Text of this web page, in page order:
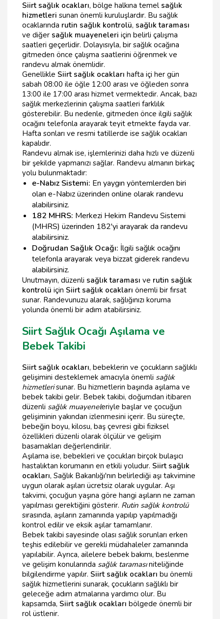
Siirt sağlık ocakları, bölge halkına temel sağlık
hizmetleri sunan önemli kuruluşlardır. Bu sağlık
ocaklarında rutin sağlık kontrolü, sağlık taraması
ve diğer sağlık muayeneleri için belirli çalışma
saatleri geçerlidir. Dolayısıyla, bir sağlık ocağına
gitmeden önce çalışma saatlerini öğrenmek ve
randevu almak önemlidir.
Genellikle Siirt sağlık ocakları hafta içi her gün
sabah 08:00 ile öğle 12:00 arası ve öğleden sonra
13:00 ile 17:00 arası hizmet vermektedir. Ancak, bazı
sağlık merkezlerinin çalışma saatleri farklılık
gösterebilir. Bu nedenle, gitmeden önce ilgili sağlık
ocağını telefonla arayarak teyit etmekte fayda var.
Hafta sonları ve resmi tatillerde ise sağlık ocakları
kapalıdır.
Randevu almak ise, işlemlerinizi daha hızlı ve düzenli
bir şekilde yapmanızı sağlar. Randevu almanın birkaç
yolu bulunmaktadır:
e-Nabız Sistemi: En yaygın yöntemlerden biri
olan e-Nabız üzerinden online olarak randevu
alabilirsiniz.
182 MHRS: Merkezi Hekim Randevu Sistemi
(MHRS) üzerinden 182'yi arayarak da randevu
alabilirsiniz.
Doğrudan Sağlık Ocağı: İlgili sağlık ocağını
telefonla arayarak veya bizzat giderek randevu
alabilirsiniz.
Unutmayın, düzenli sağlık taraması ve rutin sağlık
kontrolü için Siirt sağlık ocakları önemli bir fırsat
sunar. Randevunuzu alarak, sağlığınızı koruma
yolunda önemli bir adım atabilirsiniz.
Siirt Sağlık Ocağı Aşılama ve
Bebek Takibi
Siirt sağlık ocakları, bebeklerin ve çocukların sağlıklı
gelişimini desteklemek amacıyla önemli sağlık
hizmetlerisunar. Bu hizmetlerin başında aşılama ve
bebek takibi gelir. Bebek takibi, doğumdan itibaren
düzenli sağlık muayeneleriyle başlar ve çocuğun
gelişiminin yakından izlenmesini içerir. Bu süreçte,
bebeğin boyu, kilosu, baş çevresi gibi fiziksel
özellikleri düzenli olarak ölçülür ve gelişim
basamakları değerlendirilir.
Aşılama ise, bebekleri ve çocukları birçok bulaşıcı
hastalıktan korumanın en etkili yoludur. Siirt sağlık
ocakları, Sağlık Bakanlığı'nın belirlediği aşı takvimine
uygun olarak aşıları ücretsiz olarak uygular. Aşı
takvimi, çocuğun yaşına göre hangi aşıların ne zaman
yapılması gerektiğini gösterir. Rutin sağlık kontrolü
sırasında, aşıların zamanında yapılıp yapılmadığı
kontrol edilir ve eksik aşılar tamamlanır.
Bebek takibi sayesinde olası sağlık sorunları erken
teşhis edilebilir ve gerekli müdahaleler zamanında
yapılabilir. Ayrıca, ailelere bebek bakımı, beslenme
ve gelişim konularında sağlık taramasıniteliğinde
bilgilendirme yapılır. Siirt sağlık ocakları bu önemli
sağlık hizmetlerini sunarak, çocukların sağlıklı bir
geleceğe adım atmalarına yardımcı olur. Bu
kapsamda, Siirt sağlık ocakları bölgede önemli bir
rol üstlenir.